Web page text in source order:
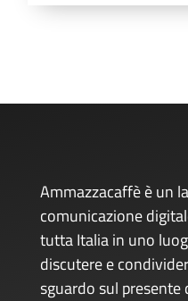
Ammazzacaffè è un
comunicazione
tutta Italia in uno
discutere e
sguardo sul presente